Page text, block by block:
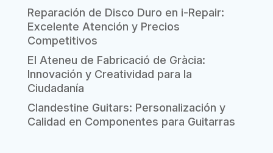
Reparación de Disco Duro en i-Repair:
Excelente Atención y Precios
Competitivos
El Ateneu de Fabricació de Gràcia:
Innovación y Creatividad para la
Ciudadanía
Clandestine Guitars: Personalización y
Calidad en Componentes para Guitarras